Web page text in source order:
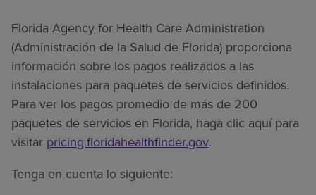
Florida Agency for Health Care Administration
(Administración de la Salud de Florida) proporciona
información sobre los pagos realizados a las
instalaciones para paquetes de servicios definidos.
Para ver los pagos promedio de más de 200
paquetes de servicios en Florida, haga clic aquí para
visitar pricing.floridahealthfinder.gov.
Tenga en cuenta lo siguiente: